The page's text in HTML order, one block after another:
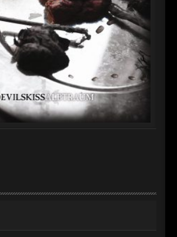
Oberer Totpunkt
► Imperator
Oberer Totpunkt
► Maschinenherz
Oberer Totpunkt
Der Siebte Tag
► Langfristig gesehen (sind wir alle tot)
Oberer Totpunkt
► Zeit verfliegt